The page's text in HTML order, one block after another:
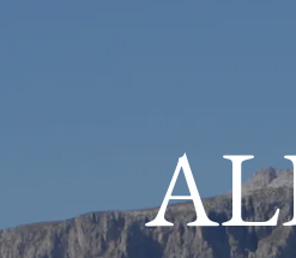
SIUSI